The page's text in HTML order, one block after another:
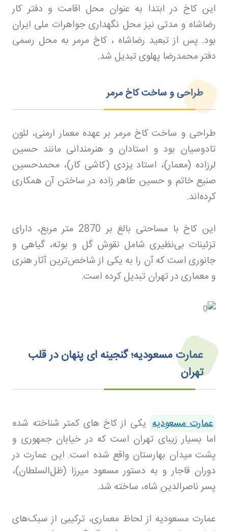
این کاخ در ابتدا به عنوان محل اقامت و دفتر کار
رضاشاه و مدتی نیز محل نگهداری جواهرات ملی ایران
بود. پس از تبعید رضاشاه ، کاخ مرمر به محل رسمی
دفتر محمدرضا پهلوی تبدیل شد.
طراحی و ساخت کاخ مرمر
طراحی و ساخت کاخ مرمر بر عهده معمار ارمنی، لئون
تادوسیان بود و استادان و هنرمندانی مانند حسین
لرزاده (معمار)، استاد یزدی (کاشی کار)، محمدحسین
صنیع خاتم و حسین طاهر زاده در ساختن آن همکاری
کرده‌اند.
این کاخ با مساحتی بالغ بر 2870 متر مربع، دارای
تزئینات بی‌نظیری شامل نقوش گل و بوته، گیاهی و
جانوری است که آن را به یکی از شاخص‌ترین آثار هنری
و معماری در تهران تبدیل کرده است.
عمارت مسعودیه؛ گنجینه ای پنهان در قلب
تهران
عمارت مسعودیه یکی از کاخ های کمتر شناخته شده
اما بسیار زیبای تهران است که در خیابان جمهوری و
پشت میدان بهارستان واقع شده است. این عمارت در
دوران قاجار و به دستور مسعود میرزا (ظل‌السلطان)،
پسر ناصرالدین شاه، ساخته شد.
عمارت مسعودیه از لحاظ معماری، ترکیبی از سبک‌های